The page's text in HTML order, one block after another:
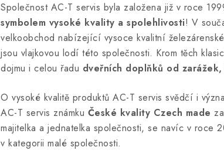
Společnost AC-T servis byla založena již v roce
symbolem vysoké kvality a spolehlivosti! V
velkoobchod nabízející vysoce kvalitní
jsou vlajkovou lodí této společnosti. Krom těch
dojmu i celou řadu dveřních doplňků od
O vysoké kvalitě produktů AC-T servis svědčí i
AC-T servis známku České kvality Czech made
majitelka a jednatelka společnosti, se navíc v roce
v kategorii malé společnosti.